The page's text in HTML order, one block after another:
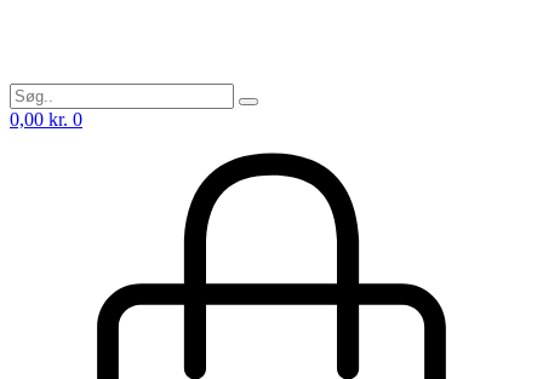
0,00 kr. 0